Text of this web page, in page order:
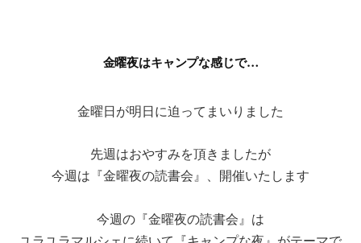
金曜夜はキャンプな感じで…
金曜日が明日に迫ってまいりました
先週はおやすみを頂きましたが
今週は『金曜夜の読書会』、開催いたします
今週の『金曜夜の読書会』は